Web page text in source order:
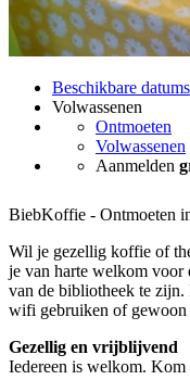
Beschikbare
Volwassenen
Ontmoeten
Volwassenen
Aanmelden
BiebKoffie - Ontmoeten
Wil je gezellig koffie of
je van harte welkom voor
van de bibliotheek te
wifi gebruiken of gewoon
Gezellig en vrijblijvend
Iedereen is welkom.